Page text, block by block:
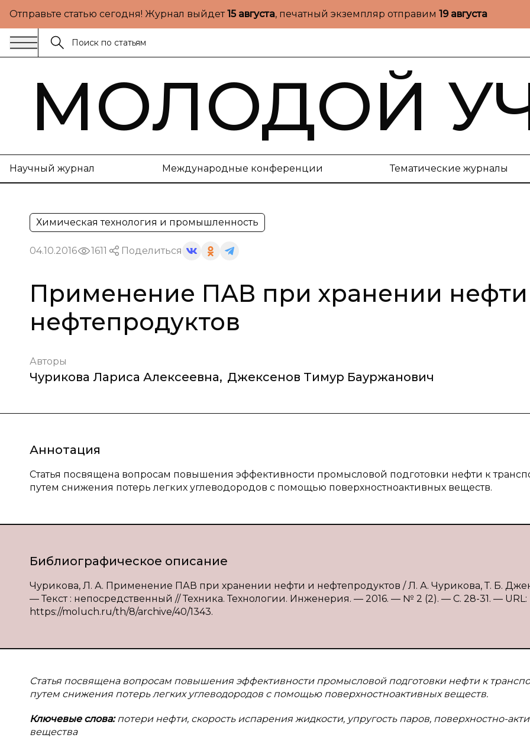
Отправьте статью сегодня! Журнал выйдет15 августа, печатный экземпляр отправим 19 августа
МОЛОДОЙ
Научный журнал Международные конференции Тематические журналы
Химическая технология и промышленность
04.10.2016 1611 Поделиться
Применение ПАВ при хранении
нефтепродуктов
Авторы
Чурикова Лариса Алексеевна, Джексенов Тимур Бауржанович
Аннотация
Статья посвящена вопросам повышения эффективности промысловой подготовки нефти к
путем снижения потерь легких углеводородов с помощью поверхностноактивных веществ.
Библиографическое описание
Чурикова, Л. А. Применение ПАВ при хранении нефти и нефтепродуктов / Л. А. Чурикова, Т. Б.
— Текст : непосредственный // Техника. Технологии. Инженерия. — 2016. — № 2 (2). — С. 28-31. — URL:
https://moluch.ru/th/8/archive/40/1343.
Статья посвящена вопросам повышения эффективности промысловой подготовки нефти к
путем снижения потерь легких углеводородов с помощью поверхностноактивных веществ.
Ключевые слова:потери нефти, скорость испарения жидкости, упругость паров, поверхностно-
вещества